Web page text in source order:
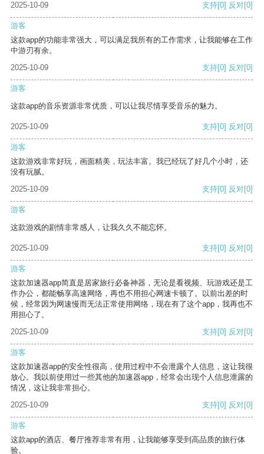
2025-10-09 支持[0] 反对[0]
游客
这款app的功能非常强大，可以满足我所有的工作需求，让我能够在工作
中游刃有余。
2025-10-09
支持[0] 反对[0]
游客
这款app的音乐资源非常优质，可以让我尽情享受音乐的魅力。
2025-10-09 支持[0] 反对[0]
游客
这款游戏非常好玩，画面精美，玩法丰富。我已经玩了好几个小时，还
没有玩腻。
2025-10-09
支持[0] 反对[0]
游客
这款游戏的剧情非常感人，让我久久不能忘怀。
2025-10-09 支持[0] 反对[0]
游客
这款加速器app简直是居家旅行必备神器，无论是看视频、玩游戏还是工
作办公，都能畅享高速网络，再也不用担心网速卡顿了。以前出差的时
候，经常因为网速慢而无法正常使用网络，现在有了这个app，我再也不
用担心了。
2025-10-09
支持[0] 反对[0]
游客
这款加速器app的安全性很高，使用过程中不会泄露个人信息，这让我很
放心。我以前使用过一些其他的加速器app，经常会出现个人信息泄露的
情况，这让我非常担心。
2025-10-09
支持[0] 反对[0]
游客
这款app的酒店、餐厅推荐非常有用，让我能够享受到高品质的旅行体
验。